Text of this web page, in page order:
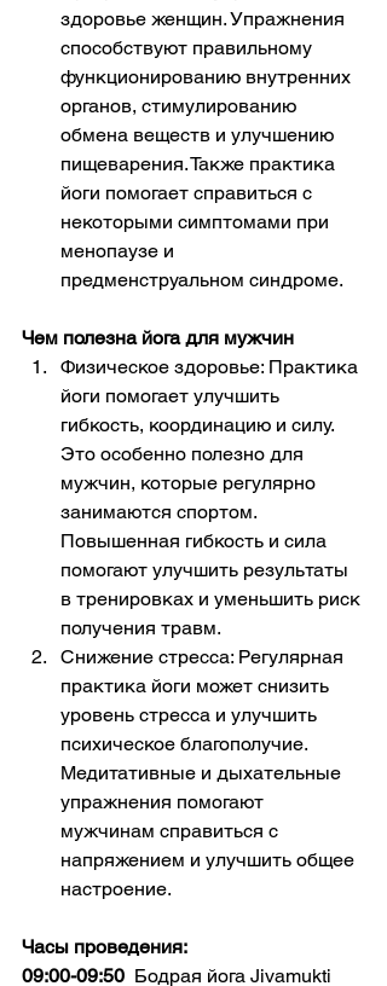
здоровье женщин. Упражнения
способствуют правильному
функционированию внутренних
органов, стимулированию
обмена веществ и улучшению
пищеварения. Также практика
йоги помогает справиться с
некоторыми симптомами при
менопаузе и
предменструальном синдроме.
Чем полезна йога для мужчин
Физическое здоровье: Практика
йоги помогает улучшить
гибкость, координацию и силу.
Это особенно полезно для
мужчин, которые регулярно
занимаются спортом.
Повышенная гибкость и сила
помогают улучшить результаты
в тренировках и уменьшить риск
получения травм.
Снижение стресса: Регулярная
практика йоги может снизить
уровень стресса и улучшить
психическое благополучие.
Медитативные и дыхательные
упражнения помогают
мужчинам справиться с
напряжением и улучшить общее
настроение.
Часы проведения:
09:00-09:50 Бодрая йога Jivamukti